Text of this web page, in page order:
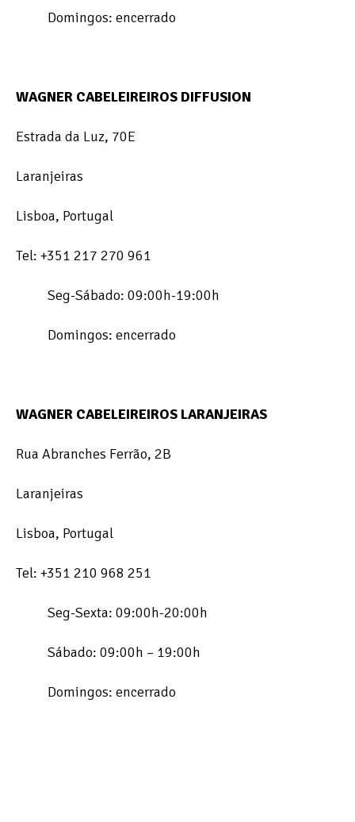
Domingos: encerrado
​WAGNER CABELEIREIROS DIFFUSION
Estrada da Luz, 70E
Laranjeiras
Lisboa, Portugal
Tel: +351 217 270 961
Seg-Sábado: 09:00h-19:00h
Domingos: encerrado
WAGNER CABELEIREIROS LARANJEIRAS
Rua Abranches Ferrão, 2B
Laranjeiras
Lisboa, Portugal
Tel: +351 210 968 251
Seg-Sexta: 09:00h-20:00h
Sábado: 09:00h – 19:00h
Domingos: encerrado